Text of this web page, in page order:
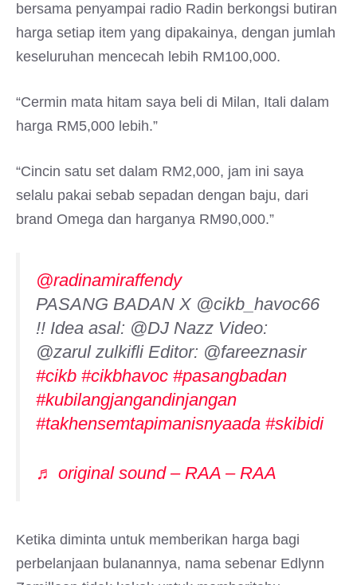
bersama penyampai radio Radin berkongsi butiran
harga setiap item yang dipakainya, dengan jumlah
keseluruhan mencecah lebih RM100,000.
“Cermin mata hitam saya beli di Milan, Itali dalam
harga RM5,000 lebih.”
“Cincin satu set dalam RM2,000, jam ini saya
selalu pakai sebab sepadan dengan baju, dari
brand Omega dan harganya RM90,000.”
@radinamiraffendy
PASANG BADAN X @cikb_havoc66
!! Idea asal: @DJ Nazz Video:
@zarul zulkifli Editor: @fareeznasir
#cikb #cikbhavoc #pasangbadan
#kubilangjangandinjangan
#takhensemtapimanisnyaada #skibidi
♬ original sound – RAA – RAA
Ketika diminta untuk memberikan harga bagi
perbelanjaan bulanannya, nama sebenar Edlynn